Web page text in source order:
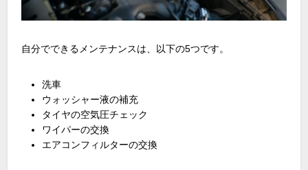
自分でできるメンテナンスは、以下の5つです。
洗車
ウォッシャー液の補充
タイヤの空気圧チェック
ワイパーの交換
エアコンフィルターの交換